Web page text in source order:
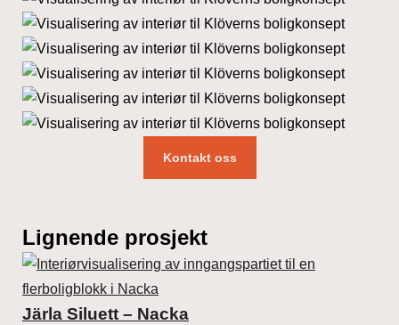
Kontakt oss
Lignende prosjekt
Järla Siluett – Nacka